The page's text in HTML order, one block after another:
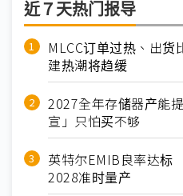
近７天热门报导
MLCC订单过热、出
建热潮将趋缓
2027全年存储器产能
宣」只怕买不够
英特尔EMIB良率达标
2028准时量产